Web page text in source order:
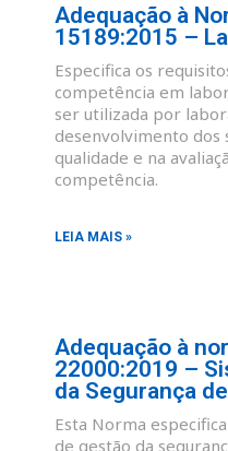
Adequação à
15189:2015 –
Especifica os
competência em
ser utilizada por
desenvolvimento dos
qualidade e na
competência.
LEIA MAIS »
Adequação à
22000:2019 –
da Segurança
Esta Norma
de gestão da